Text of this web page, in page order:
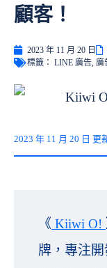
顧客！
2023 年 11 月 20 日
標籤： LINE 廣告, 廣
2023 年 11 月 20 日 更
《 Kiiwi O!
牌，專注開